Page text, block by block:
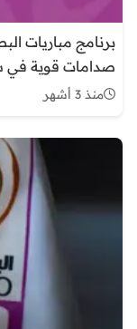
صدامات قوية في
منذ 3 أشهر